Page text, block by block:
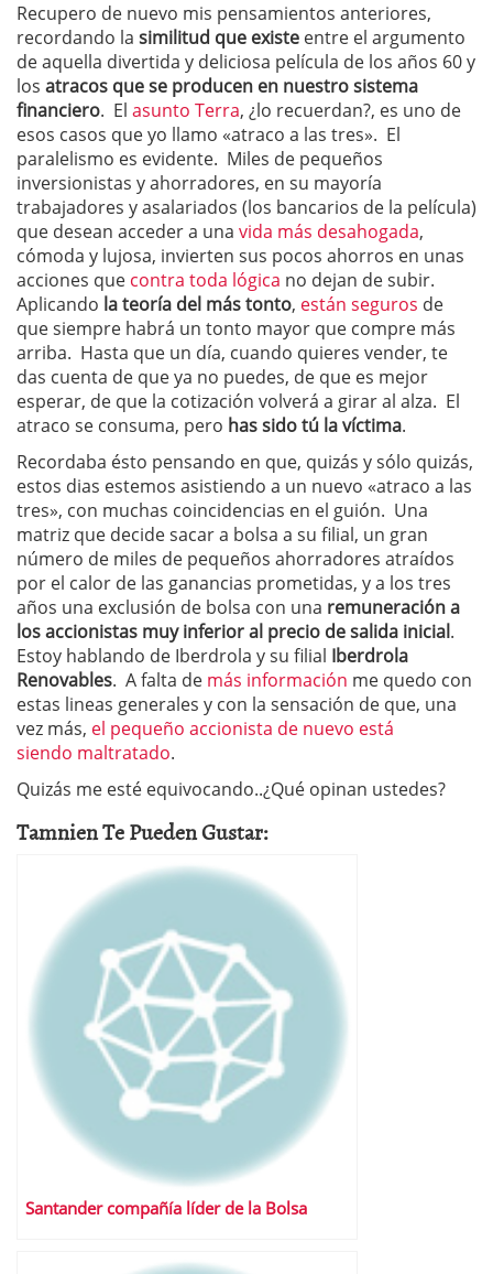
Recupero de nuevo mis pensamientos anteriores,
recordando la similitud que existe entre el argumento
de aquella divertida y deliciosa película de los años 60 y
los atracos que se producen en nuestro sistema
financiero. El asunto Terra, ¿lo recuerdan?, es uno de
esos casos que yo llamo «atraco a las tres». El
paralelismo es evidente. Miles de pequeños
inversionistas y ahorradores, en su mayoría
trabajadores y asalariados (los bancarios de la película)
que desean acceder a una vida más desahogada,
cómoda y lujosa, invierten sus pocos ahorros en unas
acciones que contra toda lógica no dejan de subir.
Aplicando la teoría del más tonto, están seguros de
que siempre habrá un tonto mayor que compre más
arriba. Hasta que un día, cuando quieres vender, te
das cuenta de que ya no puedes, de que es mejor
esperar, de que la cotización volverá a girar al alza. El
atraco se consuma, pero has sido tú la víctima.
Recordaba ésto pensando en que, quizás y sólo quizás,
estos dias estemos asistiendo a un nuevo «atraco a las
tres», con muchas coincidencias en el guión. Una
matriz que decide sacar a bolsa a su filial, un gran
número de miles de pequeños ahorradores atraídos
por el calor de las ganancias prometidas, y a los tres
años una exclusión de bolsa con una remuneración a
los accionistas muy inferior al precio de salida inicial.
Estoy hablando de Iberdrola y su filial Iberdrola
Renovables. A falta de más información me quedo con
estas lineas generales y con la sensación de que, una
vez más, el pequeño accionista de nuevo está
siendo maltratado.
Quizás me esté equivocando..¿Qué opinan ustedes?
Tamnien Te Pueden Gustar:
Santander compañía líder de la Bolsa